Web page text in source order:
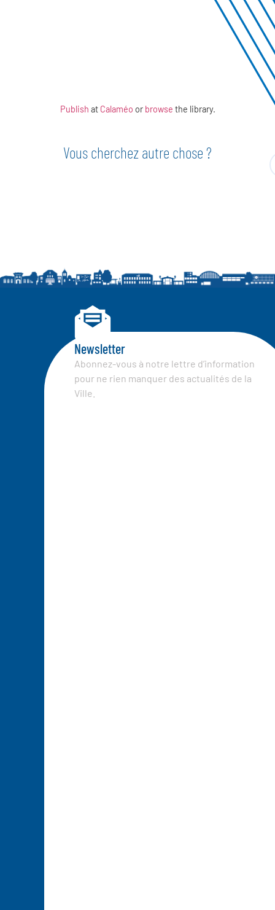
Publish at Calaméo or browse the library.
Vous cherchez autre chose ?
Newsletter
Abonnez-vous à notre lettre d’information
pour ne rien manquer des actualités de la
Ville.